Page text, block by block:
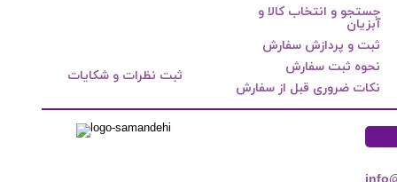
جستجو و انتخاب کالا و
آبزیان
ثبت و پردازش سفارش
نحوه ثبت سفارش
نکات ضروری قبل از سفارش
ثبت نظرات و شکایات